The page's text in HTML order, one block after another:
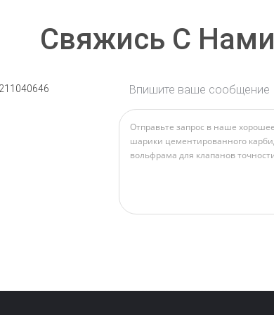
Свяжись С Нами
Впишите ваше сообщение